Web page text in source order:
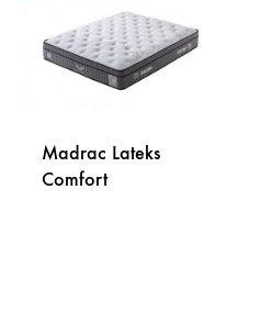
Madrac Lateks
Comfort